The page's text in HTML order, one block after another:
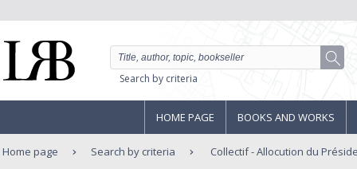
Search by criteria
HOME PAGE BOOKS AND WORKS
Home page Search by criteria Collectif - Allocution du